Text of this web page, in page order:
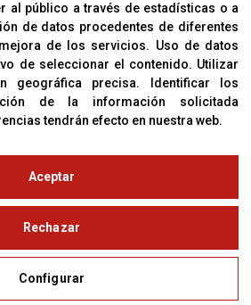
© Copyright 2019
al público a través de estadísticas o a
de datos procedentes de diferentes
de los servicios. Uso de datos
de seleccionar el contenido. Utilizar
geográfica precisa.
Identificar los
de la información solicitada
tendrán efecto en nuestra web.
Configurar
Rechazar
Aceptar
Aviso Legal